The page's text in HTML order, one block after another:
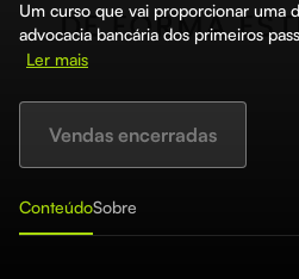
Um curso que vai proporcionar uma
advocacia bancária dos primeiros
Ler mais
Vendas encerradas
ConteúdoSobre